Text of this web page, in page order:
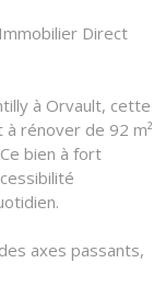
Direct
à Orvault, cette
rénover de 92 m²
bien à fort
axes passants,